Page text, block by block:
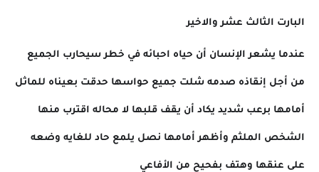
البارت الثالث عشر والاخير
عندما يشعر الإنسان أن حياه احبائه في خطر سيحارب الجميع
من أجل إنقاذه صدمه شلت جميع حواسها حدقت بعيناه للماثل
أمامها برعب شديد يكاد أن يقف قلبها لا محاله اقترب منها
الشخص الملثم وأظهر أمامها نصل يلمع حاد للغايه وضعه
على عنقها وهتف بفحيح من الأفاعي